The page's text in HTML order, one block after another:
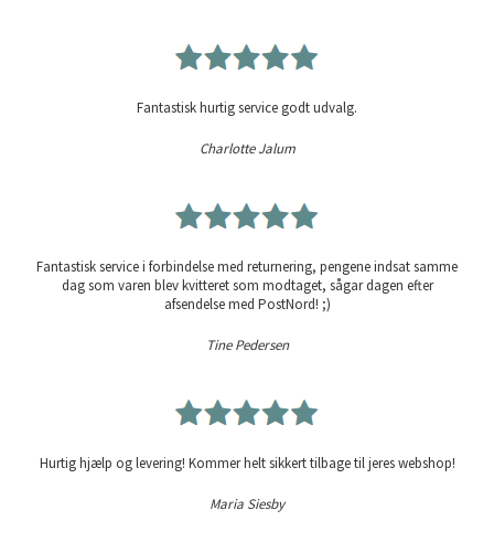
Fantastisk hurtig service godt udvalg.
Charlotte Jalum
Fantastisk service i forbindelse med returnering, pengene indsat samme
dag som varen blev kvitteret som modtaget, sågar dagen efter
afsendelse med PostNord! ;)
Tine Pedersen
Hurtig hjælp og levering! Kommer helt sikkert tilbage til jeres webshop!
Maria Siesby